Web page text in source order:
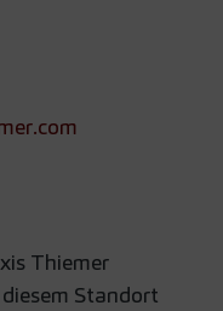
Thiemer
Standort